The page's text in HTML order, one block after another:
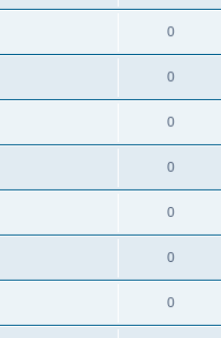
0
0
0
0
0
0
0